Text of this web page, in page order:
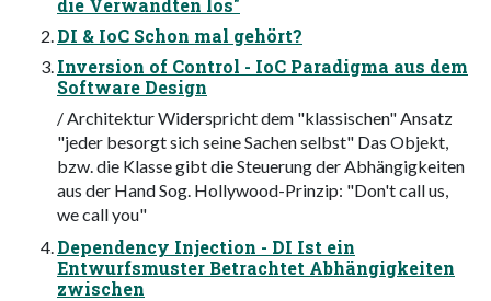
DI & IoC Schon mal gehört?
Inversion of Control - IoC Paradigma aus dem
Software Design
/ Architektur Widerspricht dem "klassischen" Ansatz
"jeder besorgt sich seine Sachen selbst" Das Objekt,
bzw. die Klasse gibt die Steuerung der Abhängigkeiten
aus der Hand Sog. Hollywood-Prinzip: "Don't call us,
we call you"
Dependency Injection - DI Ist ein
Entwurfsmuster Betrachtet Abhängigkeiten
zwischen